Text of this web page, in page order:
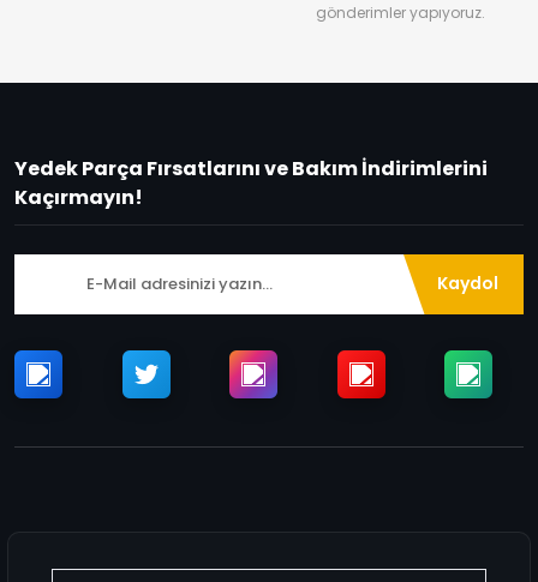
gönderimler yapıyoruz.
Yedek Parça Fırsatlarını ve Bakım İndirimlerini
Kaçırmayın!
Kaydol